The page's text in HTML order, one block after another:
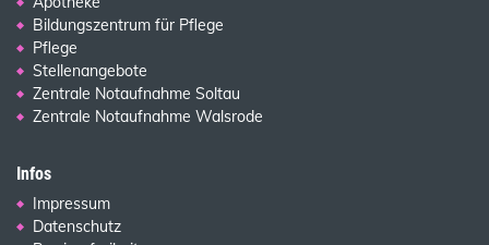
Bildungszentrum für Pflege
Pflege
Stellenangebote
Zentrale Notaufnahme Soltau
Zentrale Notaufnahme Walsrode
Infos
Impressum
Datenschutz